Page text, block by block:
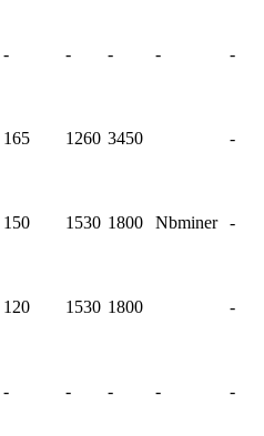
- - - - -
165 1260 3450 -
150 1530 1800 Nbminer -
120 1530 1800 -
- - - - -